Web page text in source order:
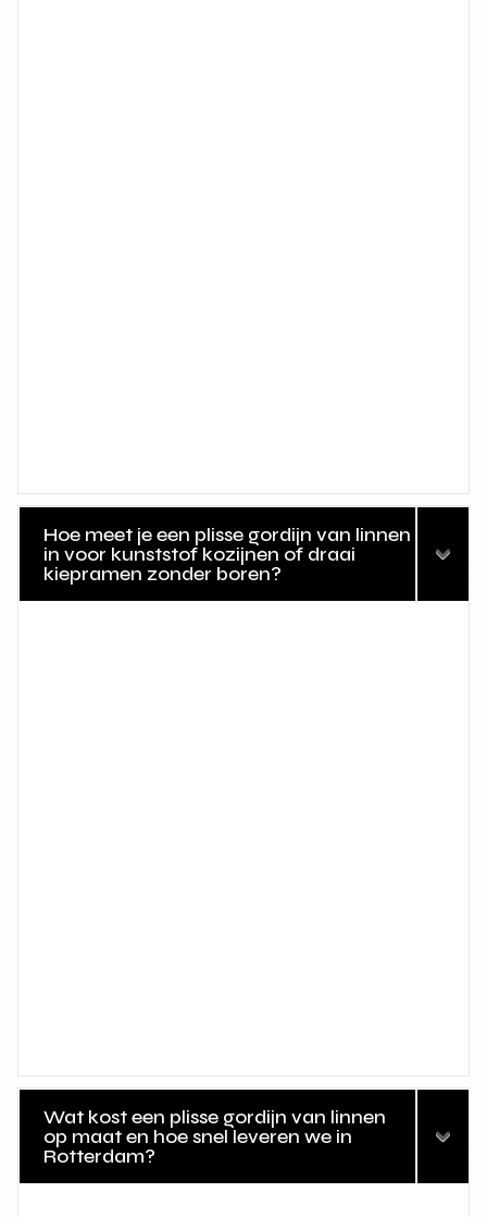
Hoe meet je een plisse gordijn van linnen
in voor kunststof kozijnen of draai
kiepramen zonder boren?
Wat kost een plisse gordijn van linnen
op maat en hoe snel leveren we in
Rotterdam?